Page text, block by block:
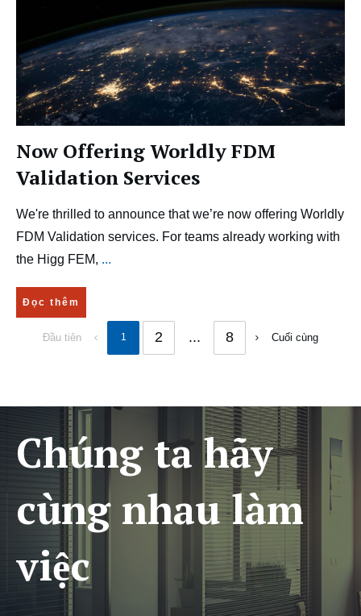
Now Offering Worldly FDM
Validation Services
We're thrilled to announce that we’re now offering Worldly
FDM Validation services. For teams already working with
the Higg FEM, ...
Đọc thêm
Đầu tiên 1 2 ... 8 Cuối cùng
Chúng ta hãy
cùng nhau làm
việc